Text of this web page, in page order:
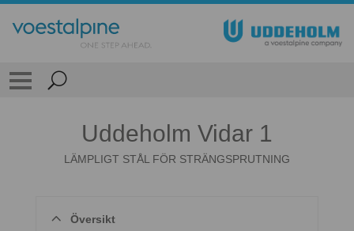
Uddeholm Vidar 1
LÄMPLIGT STÅL FÖR STRÄNGSPRUTNING
Översikt